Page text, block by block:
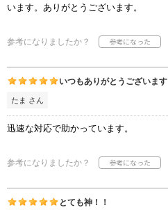
います。ありがとうございます。
参考になりましたか？
いつもありがとうございます
たま さん
迅速な対応で助かっています。
参考になりましたか？
とても神！！